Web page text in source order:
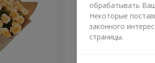
обрабатывать
Некоторые
законного
страницы.